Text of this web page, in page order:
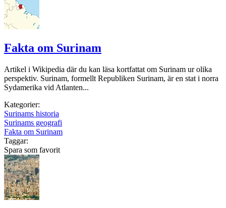
Fakta om Surinam
Artikel i Wikipedia där du kan läsa kortfattat om Surinam ur olika
perspektiv. Surinam, formellt Republiken Surinam, är en stat i norra
Sydamerika vid Atlanten...
Kategorier:
Surinams historia
Surinams geografi
Fakta om Surinam
Taggar:
Spara som favorit